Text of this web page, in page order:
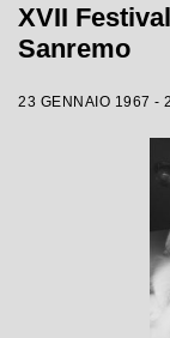
XVII
Sanremo
23 GENNAIO 1967 -